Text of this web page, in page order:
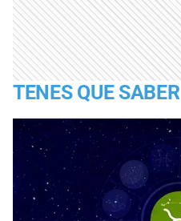
TENES QUE SABER